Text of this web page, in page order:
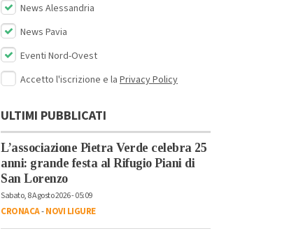
News Alessandria
News Pavia
Eventi Nord-Ovest
Accetto l'iscrizione e la Privacy Policy
ULTIMI PUBBLICATI
L’associazione Pietra Verde celebra 25
anni: grande festa al Rifugio Piani di
San Lorenzo
Sabato, 8 Agosto 2026 - 05:09
CRONACA-NOVI LIGURE